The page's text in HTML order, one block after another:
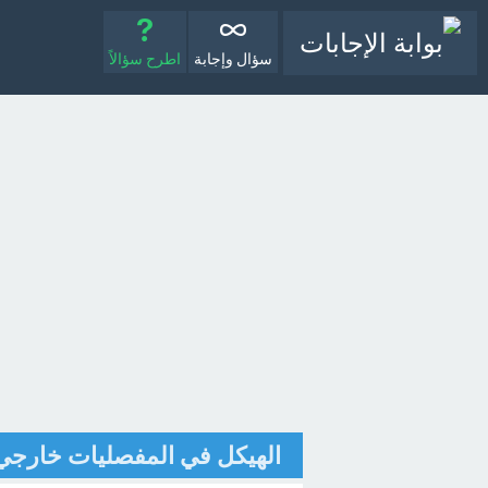
سؤال وإجابة اطرح سؤالاً
الهيكل في المفصليات